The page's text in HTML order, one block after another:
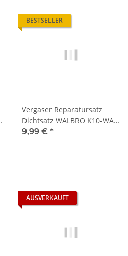
BESTSELLER
Vergaser Reparatursatz
Dichtsatz WALBRO K10-WAT
Membransatz
9,99 € *
AUSVERKAUFT